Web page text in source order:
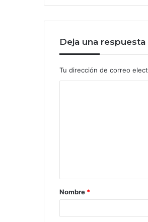
Deja una respuesta
Tu dirección de correo
Nombre *